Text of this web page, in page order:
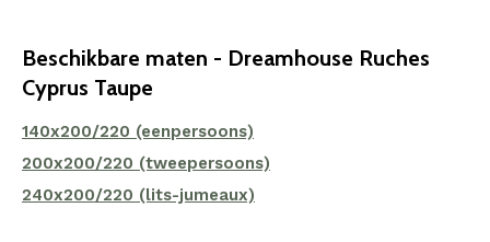
Beschikbare maten - Dreamhouse Ruches
Cyprus Taupe
140x200/220 (eenpersoons)
200x200/220 (tweepersoons)
240x200/220 (lits-jumeaux)